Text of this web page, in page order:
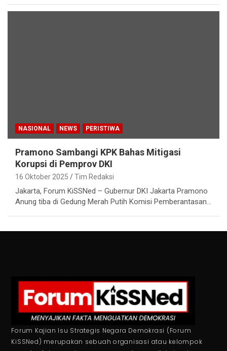
NASIONAL NEWS PERISTIWA
Pramono Sambangi KPK Bahas Mitigasi
Korupsi di Pemprov DKI
16 Oktober 2025 Tim Redaksi
Jakarta, Forum KiSSNed – Gubernur DKI Jakarta Pramono
Anung tiba di Gedung Merah Putih Komisi Pemberantasan…
Forum Kajian Isu Strategis Negara Demokrasi (Forum
KiSSNed) merupakan sebuah organisasi atau kelompok